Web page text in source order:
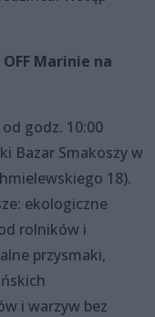
OFF Marinie na
godz. 10:00
Bazar Smakoszy w
18).
ekologiczne
rolników i
przysmaki,
i warzyw bez